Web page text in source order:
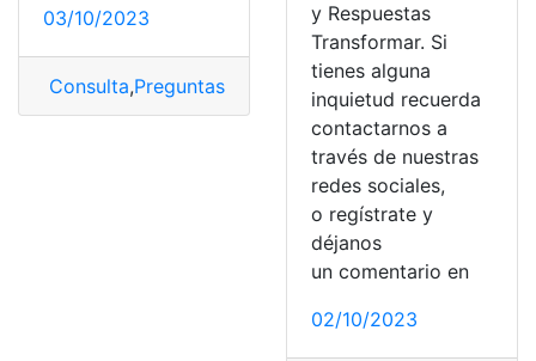
03/10/2023
Consulta,Preguntas Preguntas filtradas test
y Respuestas
Transformar. Si
tienes alguna
inquietud recuerda
contactarnos a
través de nuestras
redes sociales,
o regístrate y
déjanos
un comentario en
02/10/2023